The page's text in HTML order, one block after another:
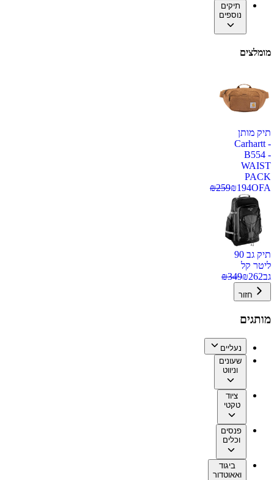
תיקים
נוספים
מומלצים
תיק מותן
Carhartt -
B554 -
WAIST
PACK
OFA
₪194
₪259
תיק גב 90
ליטר קל
גב
₪262
₪349
חזור
מותגים
נעליים
שעונים
וניווט
ציוד
טקטי
פנסים
וכלים
ביגוד
ואאוטדור